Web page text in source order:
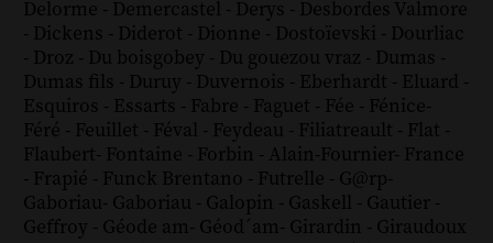
Delorme - Demercastel - Derys - Desbordes Valmore
- Dickens - Diderot - Dionne - Dostoïevski - Dourliac
- Droz - Du boisgobey - Du gouezou vraz - Dumas -
Dumas fils - Duruy - Duvernois - Eberhardt - Eluard -
Esquiros - Essarts - Fabre - Faguet - Fée - Fénice-
Féré - Feuillet - Féval - Feydeau - Filiatreault - Flat -
Flaubert- Fontaine - Forbin - Alain-Fournier- France
- Frapié - Funck Brentano - Futrelle - G@rp-
Gaboriau- Gaboriau - Galopin - Gaskell - Gautier -
Geffroy - Géode am- Géod´am- Girardin - Giraudoux